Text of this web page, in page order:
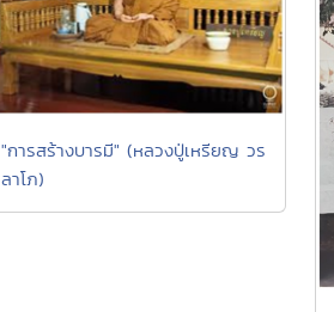
"การสร้างบารมี" (หลวงปู่เหรียญ วร
ลาโภ)